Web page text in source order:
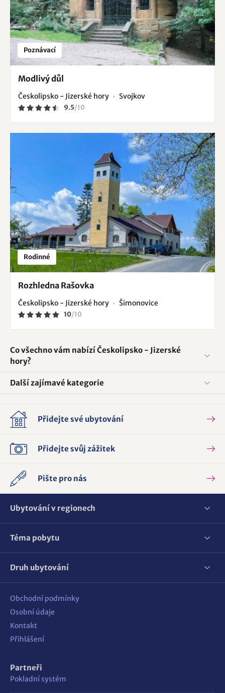
Poznávací
Modlivý důl
Českolipsko - Jizerské hory Svojkov
9.5/10
Rodinné
Rozhledna Rašovka
Českolipsko - Jizerské hory Šimonovice
10/10
Co všechno vám nabízí Českolipsko - Jizerské
hory?
Další zajímavé kategorie
Přidejte své ubytování
Přidejte svůj zážitek
Pište pro nás
Ubytování v regionech
Téma pobytu
Druh ubytování
Obchodní podmínky
Osobní údaje
Kontakt
Přihlášení
Partneři
Pokladní systém